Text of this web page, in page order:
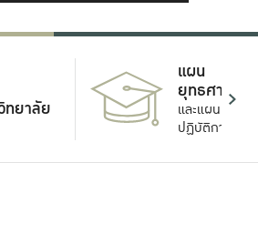
ทยาลัย
แผน
ยุทธศาสตร์
และแผน
ปฏิบัติการ